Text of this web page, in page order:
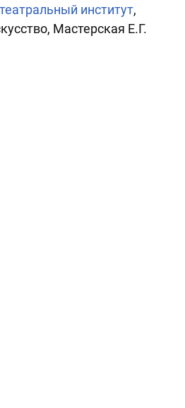
институт,
Мастерская Е.Г.